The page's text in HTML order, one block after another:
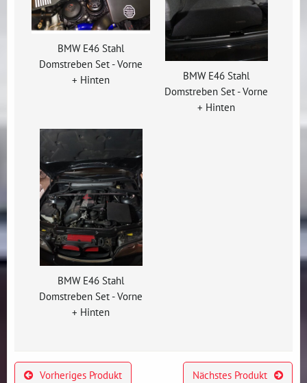
BMW E46 Stahl
Domstreben Set - Vorne
+ Hinten
BMW E46 Stahl
Domstreben Set - Vorne
+ Hinten
BMW E46 Stahl
Domstreben Set - Vorne
+ Hinten
Vorheriges Produkt Nächstes Produkt